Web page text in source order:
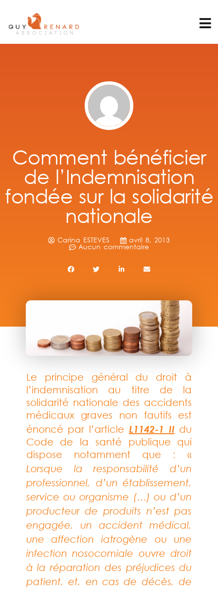
Comment bénéficier
de l’Indemnisation
fondée sur la solidarité
nationale
Carina ESTEVES
avril 8, 2013
Aucun commentaire
Le principe général du droit à
l’indemnisation au titre de la
solidarité nationale des accidents
médicaux graves non fautifs est
énoncé par l’article L1142-1 II du
Code de la santé publique qui
dispose notamment que : «
Lorsque la responsabilité d’un
professionnel, d’un établissement,
service ou organisme (…) ou d’un
producteur de produits n’est pas
engagée, un accident médical,
une affection iatrogène ou une
infection nosocomiale ouvre droit
à la réparation des préjudices du
patient, et, en cas de décès, de